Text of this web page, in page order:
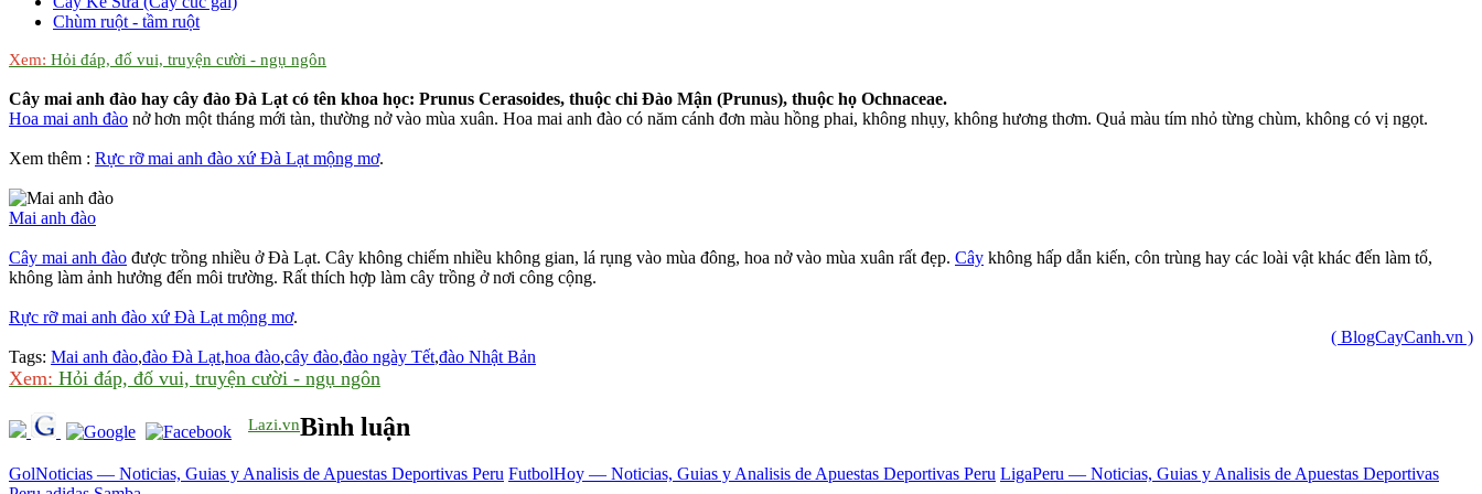
Chùm ruột - tầm ruột
Xem: Hỏi đáp, đố vui, truyện cười - ngụ ngôn
Cây mai anh đào hay cây đào Đà Lạt có tên khoa học: Prunus Cerasoides, thuộc chi Đào Mận (Prunus), thuộc họ Ochnaceae.
Hoa mai anh đào nở hơn một tháng mới tàn, thường nở vào mùa xuân. Hoa mai anh đào có năm cánh đơn màu hồng phai, không nhụy, không hương thơm. Quả màu tím nhỏ từng chùm, không có vị ngọt.
Xem thêm : Rực rỡ mai anh đào xứ Đà Lạt mộng mơ.
Mai anh đào
Cây mai anh đào được trồng nhiều ở Đà Lạt. Cây không chiếm nhiều không gian, lá rụng vào mùa đông, hoa nở vào mùa xuân rất đẹp. Cây không hấp dẫn kiến, côn trùng hay các loài vật khác đến làm tổ,
không làm ảnh hưởng đến môi trường. Rất thích hợp làm cây trồng ở nơi công cộng.
Rực rỡ mai anh đào xứ Đà Lạt mộng mơ.
( BlogCayCanh.vn )
Tags: Mai anh đào,đào Đà Lạt,hoa đào,cây đào,đào ngày Tết,đào Nhật Bản
Xem: Hỏi đáp, đố vui, truyện cười - ngụ ngôn
Lazi.vnBình luận
GolNoticias — Noticias, Guias y Analisis de Apuestas Deportivas Peru FutbolHoy — Noticias, Guias y Analisis de Apuestas Deportivas Peru LigaPeru — Noticias, Guias y Analisis de Apuestas Deportivas